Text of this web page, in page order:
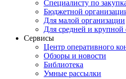
Специалисту по
Бюджетной
Для малой организации
Для средней и крупной
Сервисы
Центр оперативного
Обзоры и новости
Библиотека
Умные рассылки